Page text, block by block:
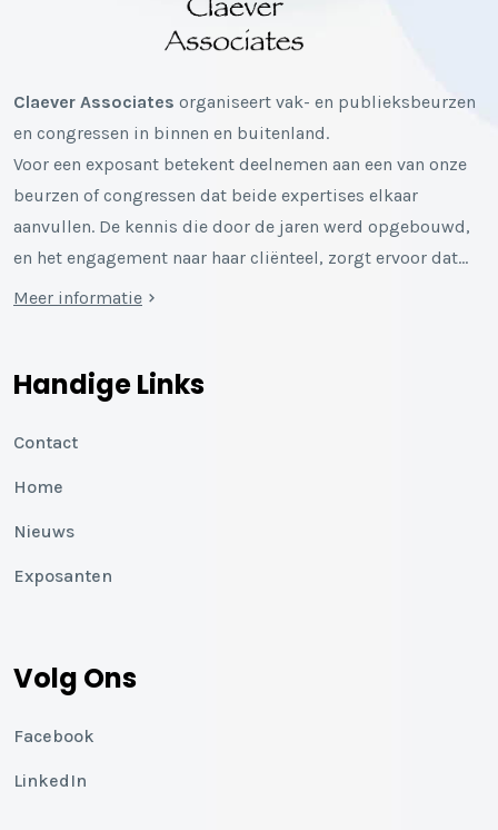
Claever Associates organiseert vak- en publieksbeurzen
en congressen in binnen en buitenland.
Voor een exposant betekent deelnemen aan een van onze
beurzen of congressen dat beide expertises elkaar
aanvullen. De kennis die door de jaren werd opgebouwd,
en het engagement naar haar cliënteel, zorgt ervoor dat…
Meer informatie
Handige Links
Contact
Home
Nieuws
Exposanten
Volg Ons
Facebook
LinkedIn